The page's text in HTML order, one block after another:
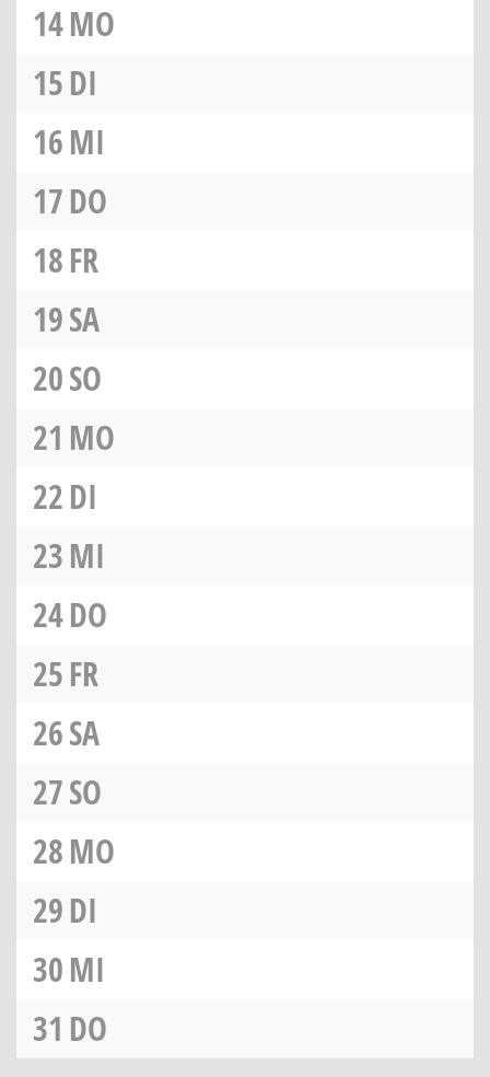
14MO
15DI
16MI
17DO
18FR
19SA
20SO
21 MO
22DI
23MI
24DO
25FR
26SA
27SO
28MO
29DI
30MI
31 DO